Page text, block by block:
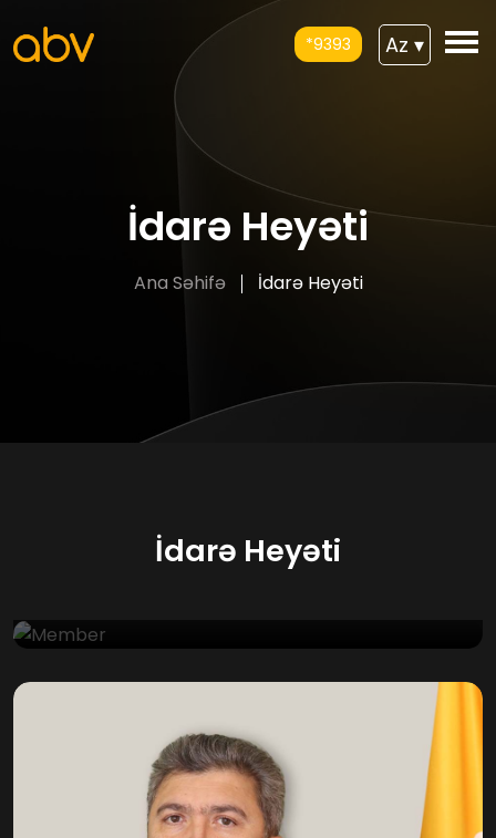
*9393 Az ▾
İdarə Heyəti
Ana Səhifə İdarə Heyəti
İdarə Heyəti
Mahir Əsədov